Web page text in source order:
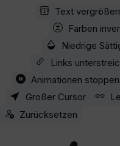
Zum Hauptinhalt
Text
Farben
Niedrige
Links
Animationen stoppen
Großer Cursor
Zurücksetzen